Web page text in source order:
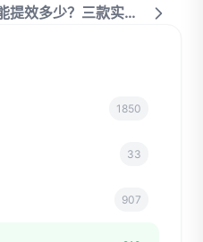
下一篇：AI编程工具到底能提效多少？三款实测对比揭秘
1850
33
907